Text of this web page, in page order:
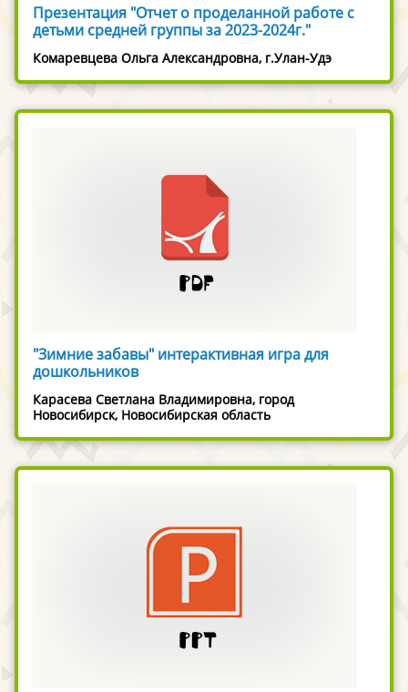
Презентация "Отчет о проделанной работе с
детьми средней группы за 2023-2024г."
Комаревцева Ольга Александровна, г.Улан-Удэ
"Зимние забавы" интерактивная игра для
дошкольников
Карасева Светлана Владимировна, город
Новосибирск, Новосибирская область